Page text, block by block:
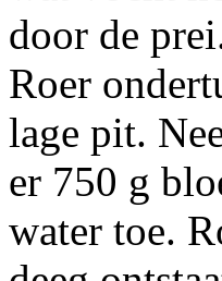
door de
Roer
lage pit.
er 750 g
water toe.